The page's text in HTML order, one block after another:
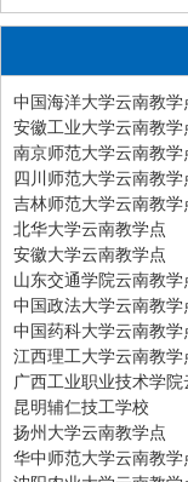
中国海洋大学云南教学
安徽工业大学云南教学
南京师范大学云南教学
四川师范大学云南教学
吉林师范大学云南教学
北华大学云南教学点
安徽大学云南教学点
山东交通学院云南教学
中国政法大学云南教学
中国药科大学云南教学
江西理工大学云南教学
广西工业职业技术学
昆明辅仁技工学校
扬州大学云南教学点
华中师范大学云南教学